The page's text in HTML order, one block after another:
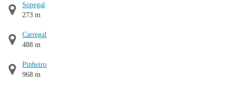
Sopegal
273 m
Carregal
488 m
Pinheiro
968 m